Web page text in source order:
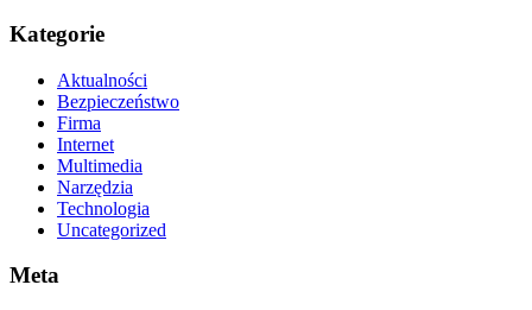
Kategorie
Aktualności
Bezpieczeństwo
Firma
Internet
Multimedia
Narzędzia
Technologia
Uncategorized
Meta